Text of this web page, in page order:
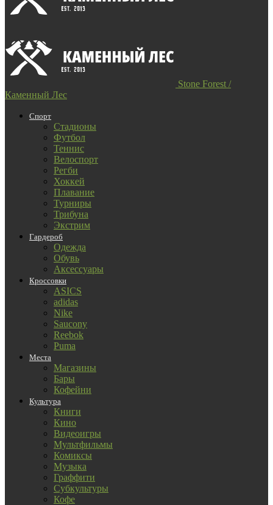
Stone Forest /
Каменный Лес
Спорт
Стадионы
Футбол
Теннис
Велоспорт
Регби
Хоккей
Плавание
Турниры
Трибуна
Экстрим
Гардероб
Одежда
Обувь
Аксессуары
Кроссовки
ASICS
adidas
Nike
Saucony
Reebok
Puma
Места
Магазины
Бары
Кофейни
Культура
Книги
Кино
Видеоигры
Мультфильмы
Комиксы
Музыка
Граффити
Субкультуры
Кофе